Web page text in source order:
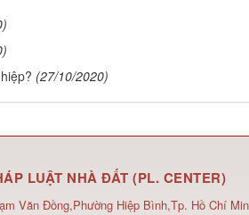
(27/10/2020)
LUẬT NHÀ ĐẤT (PL. CENTER)
Văn Đồng,Phường Hiệp Bình,Tp. Hồ Chí